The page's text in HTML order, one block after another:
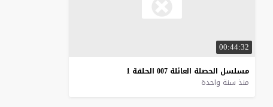
00:44:32
مسلسل الحصلة العائلة 007 الحلقة 1
منذ سنة واحدة